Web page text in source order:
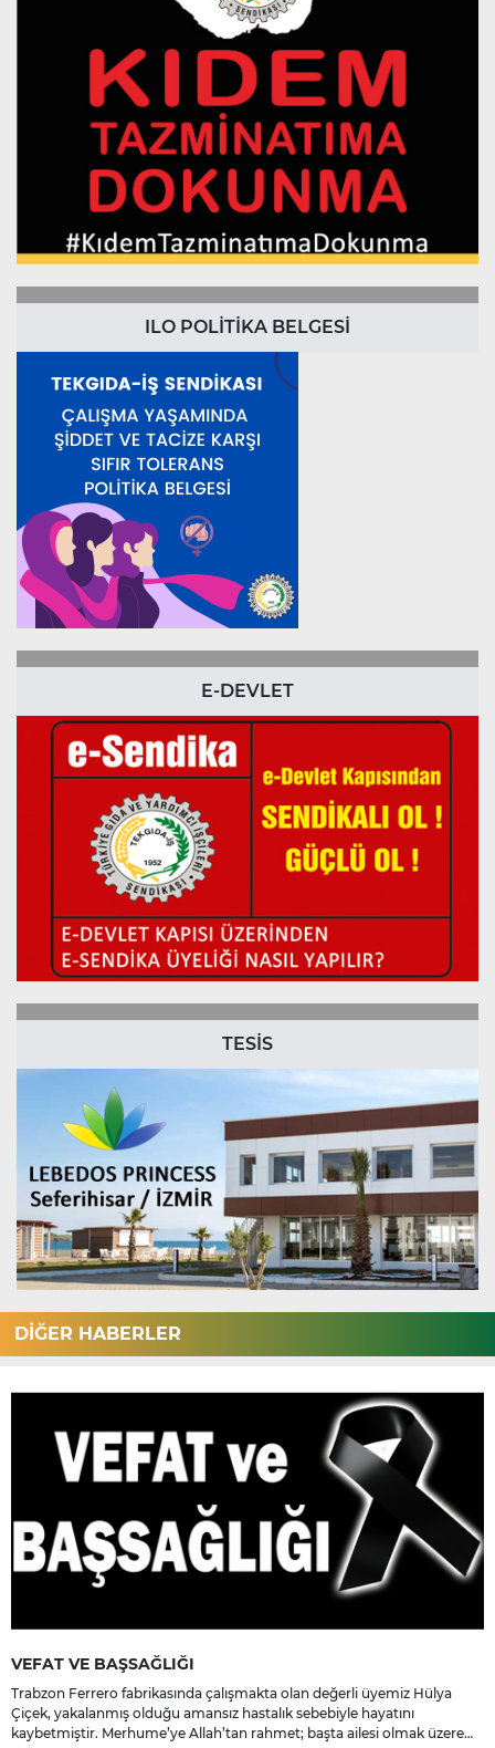
ILO POLİTİKA BELGESİ
E-DEVLET
TESİS
DİĞER HABERLER
VEFAT VE BAŞSAĞLIĞI
Trabzon Ferrero fabrikasında çalışmakta olan değerli üyemiz Hülya
Çiçek, yakalanmış olduğu amansız hastalık sebebiyle hayatını
kaybetmiştir. Merhume’ye Allah’tan rahmet; başta ailesi olmak üzere